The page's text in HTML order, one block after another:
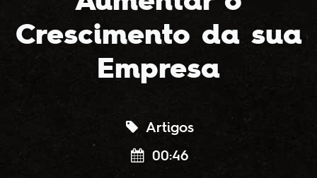
Crescimento da sua
Empresa
Artigos
00:46